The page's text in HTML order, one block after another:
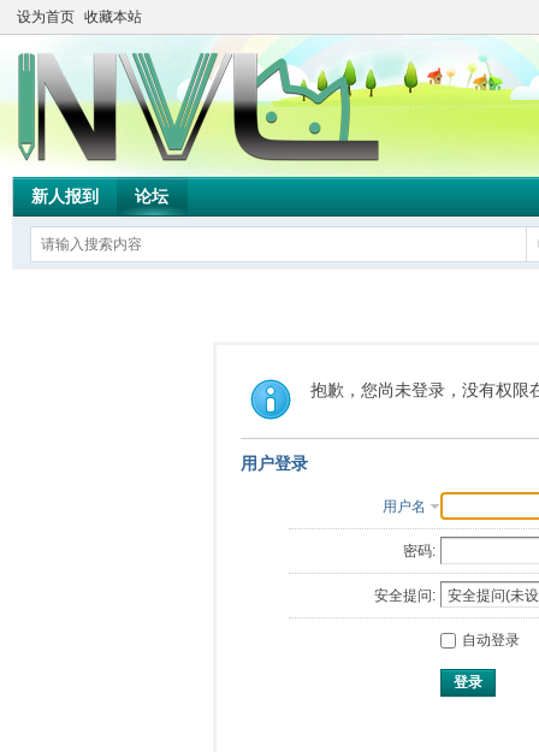
设为首页 收藏本站
新人报到 论坛
抱歉，您尚未登录，没有权限
用户登录
用户名
密码:
安全提问:
自动登录
登录